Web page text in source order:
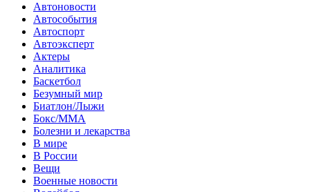
Автоновости
Автособытия
Автоспорт
Автоэксперт
Актеры
Аналитика
Баскетбол
Безумный мир
Биатлон/Лыжи
Бокс/MMA
Болезни и лекарства
В мире
В России
Вещи
Военные новости